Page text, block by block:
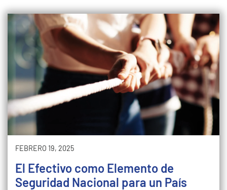
FEBRERO 19, 2025
El Efectivo como Elemento de
Seguridad Nacional para un País